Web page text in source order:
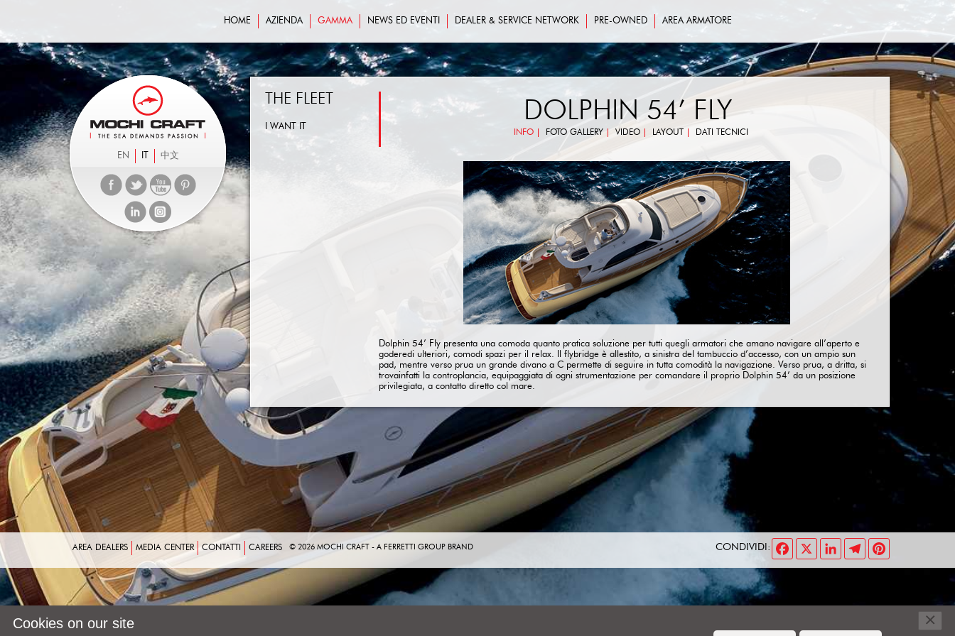
HOME AZIENDA GAMMA NEWS ED EVENTI DEALER & SERVICE NETWORK PRE-OWNED AREA ARMATORE
EN 中文
THE FLEET
I WANT IT
DOLPHIN 54’ FLY
INFO FOTO GALLERY VIDEO LAYOUT DATI TECNICI
Dolphin 54’ Fly presenta una comoda quanto pratica soluzione per tutti quegli armatori che amano navigare all’aperto e
goderedi ulteriori, comodi spazi per il relax. Il flybridge è allestito, a sinistra del tambuccio d’accesso, con un ampio sun
pad, mentre verso prua un grande divano a C permette di seguire in tutta comodità la navigazione. Verso prua, a dritta, si
trovainfatti la controplancia, equipaggiata di ogni strumentazione per comandare il proprio Dolphin 54’ da un posizione
privilegiata, a contatto diretto col mare.
CONDIVIDI: FACEBOOK LINKEDINTELEGRAM
AREA DEALERS MEDIA CENTER CONTATTI CAREERS © 2026 MOCHI CRAFT - A FERRETTI GROUP BRAND
Cookies on our site ×